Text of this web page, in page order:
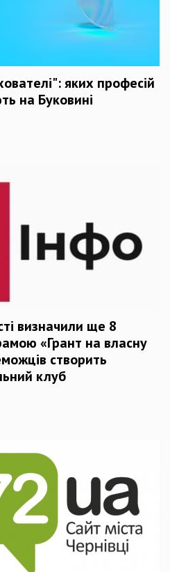
яких професій
на Буковині
визначили ще 8
«Грант на власну
створить
клуб